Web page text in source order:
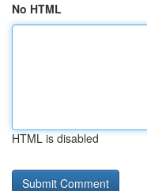
No HTML
HTML is disabled